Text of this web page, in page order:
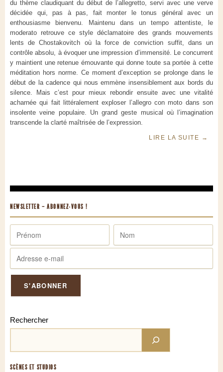
du thème claudiquant du début de l’allegretto, servi avec une verve
décidée qui, pas à pas, fait monter le tonus général avec un
enthousiasme bienvenu. Maintenu dans un tempo attentiste, le
moderato retrouve ce style déclamatoire des grands mouvements
lents de Chostakovitch où la force de conviction suffit, dans un
contrôle absolu, à évoquer une impression d’immensité. Le concurrent
y maintient une retenue émouvante qui donne toute sa portée à cette
méditation hors norme. Ce moment d’exception se prolonge dans le
début de la cadence qui nous emmène insensiblement aux bords du
silence. Mais c’est pour mieux rebondir ensuite avec une vitalité
acharnée qui fait littéralement exploser l’allegro con moto dans son
insolente veine populaire. Un grand geste musical où l’imagination
transcende la clarté maîtrisée de l’expression.
LIRE LA SUITE →
NEWSLETTER – ABONNEZ-VOUS !
Rechercher
SCÈNES ET STUDIOS